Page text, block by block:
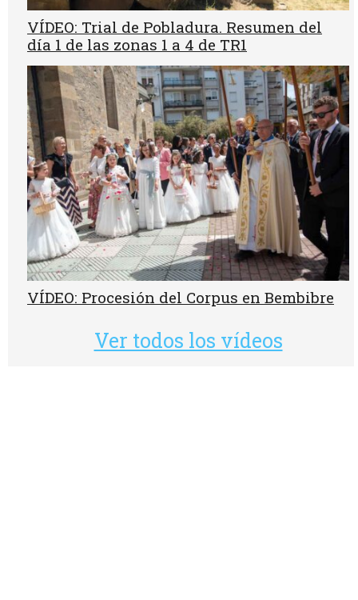
VÍDEO: Trial de Pobladura. Resumen del
día 1 de las zonas 1 a 4 de TR1
VÍDEO: Procesión del Corpus en Bembibre
Ver todos los vídeos